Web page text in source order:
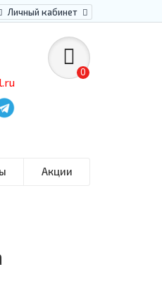
Личный кабинет
0
Акции